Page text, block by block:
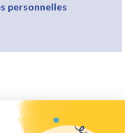
personnelles